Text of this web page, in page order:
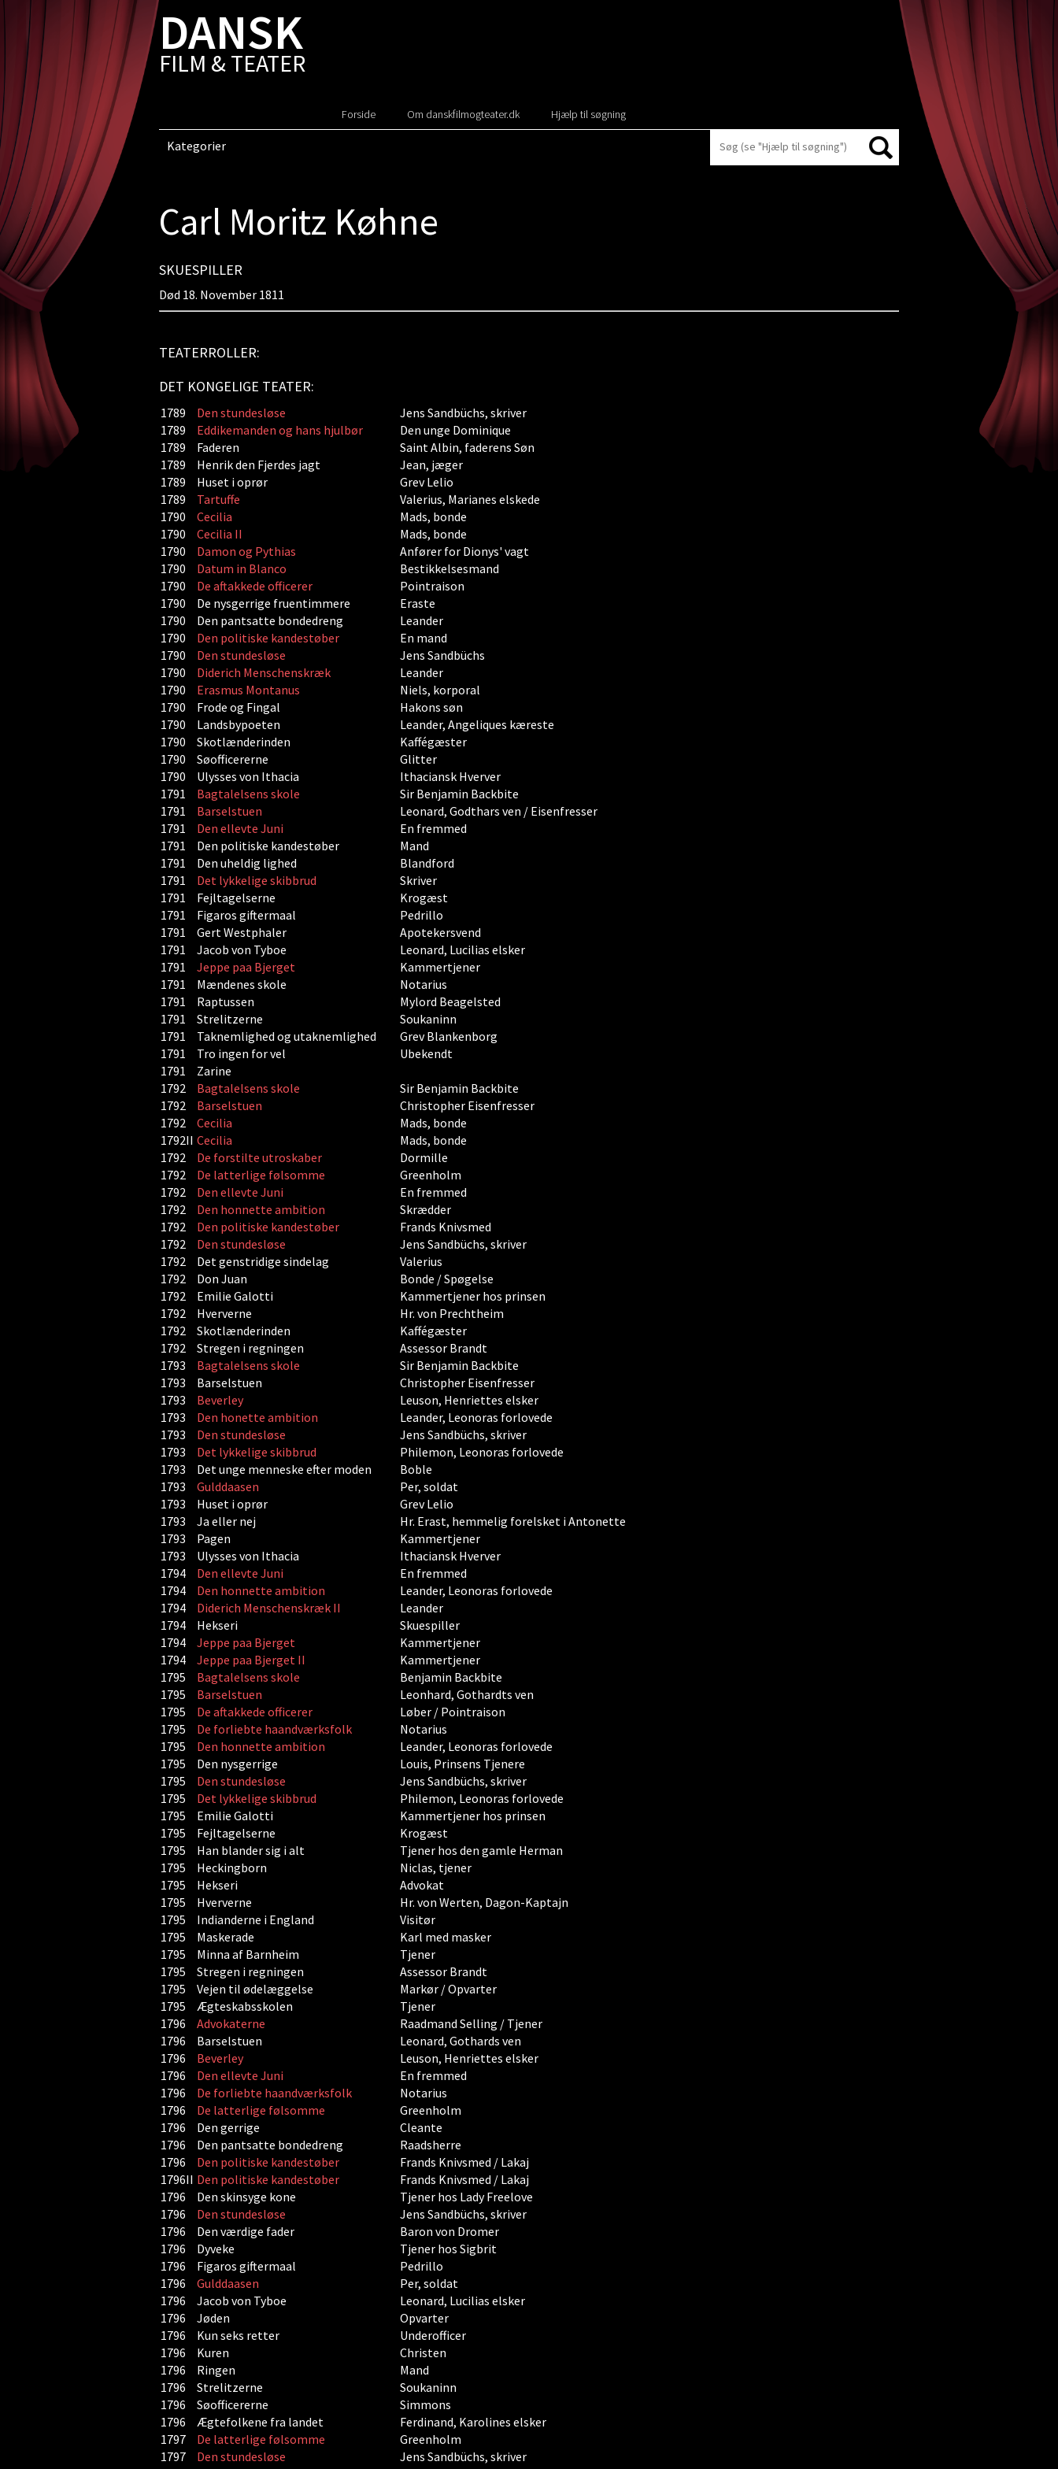
DANSK
FILM & TEATER
Forside Om danskfilmogteater.dk Hjælp til søgning
Kategorier
Carl Moritz Køhne
SKUESPILLER
Død 18. November 1811
TEATERROLLER:
DET KONGELIGE TEATER:
1789 Den stundesløse
Jens Sandbüchs, skriver
1789
Eddikemanden og hans hjulbør
Den unge Dominique
1789
Faderen
Saint Albin, faderens Søn
1789
Henrik den Fjerdes jagt
Jean, jæger
1789
Huset i oprør
Grev Lelio
1789
Tartuffe
Valerius, Marianes elskede
1790
Cecilia
Mads, bonde
1790
Cecilia II
Mads, bonde
1790
Damon og Pythias
Anfører for Dionys' vagt
1790
Datum in Blanco
Bestikkelsesmand
1790
De aftakkede officerer
Pointraison
1790
De nysgerrige fruentimmere
Eraste
1790
Den pantsatte bondedreng
Leander
1790
Den politiske kandestøber
En mand
1790
Den stundesløse
Jens Sandbüchs
1790
Diderich Menschenskræk
Leander
1790
Erasmus Montanus
Niels, korporal
1790
Frode og Fingal
Hakons søn
1790
Landsbypoeten
Leander, Angeliques kæreste
1790
Skotlænderinden
Kaffégæster
1790
Søofficererne
Glitter
1790
Ulysses von Ithacia
Ithaciansk Hverver
1791
Bagtalelsens skole
Sir Benjamin Backbite
1791
Barselstuen
Leonard, Godthars ven / Eisenfresser
1791
Den ellevte Juni
En fremmed
1791
Den politiske kandestøber
Mand
1791
Den uheldig lighed
Blandford
1791
Det lykkelige skibbrud
Skriver
1791
Fejltagelserne
Krogæst
1791
Figaros giftermaal
Pedrillo
1791
Gert Westphaler
Apotekersvend
1791
Jacob von Tyboe
Leonard, Lucilias elsker
1791
Jeppe paa Bjerget
Kammertjener
1791
Mændenes skole
Notarius
1791
Raptussen
Mylord Beagelsted
1791
Strelitzerne
Soukaninn
1791
Taknemlighed og utaknemlighed
Grev Blankenborg
1791
Tro ingen for vel
Ubekendt
1791
Zarine
1792
Bagtalelsens skole
Sir Benjamin Backbite
1792
Barselstuen
Christopher Eisenfresser
1792
Cecilia
Mads, bonde
1792II Cecilia
Mads, bonde
1792
De forstilte utroskaber
Dormille
1792
De latterlige følsomme
Greenholm
1792
Den ellevte Juni
En fremmed
1792
Den honnette ambition
Skrædder
1792
Den politiske kandestøber
Frands Knivsmed
1792
Den stundesløse
Jens Sandbüchs, skriver
1792
Det genstridige sindelag
Valerius
1792
Don Juan
Bonde / Spøgelse
1792
Emilie Galotti
Kammertjener hos prinsen
1792
Hververne
Hr. von Prechtheim
1792
Skotlænderinden
Kaffégæster
1792
Stregen i regningen
Assessor Brandt
1793
Bagtalelsens skole
Sir Benjamin Backbite
1793
Barselstuen
Christopher Eisenfresser
1793
Beverley
Leuson, Henriettes elsker
1793
Den honette ambition
Leander, Leonoras forlovede
1793
Den stundesløse
Jens Sandbüchs, skriver
1793
Det lykkelige skibbrud
Philemon, Leonoras forlovede
1793
Det unge menneske efter moden
Boble
1793
Gulddaasen
Per, soldat
1793
Huset i oprør
Grev Lelio
1793
Ja eller nej
Hr. Erast, hemmelig forelsket i Antonette
1793
Pagen
Kammertjener
1793
Ulysses von Ithacia
Ithaciansk Hverver
1794
Den ellevte Juni
En fremmed
1794
Den honnette ambition
Leander, Leonoras forlovede
1794
Diderich Menschenskræk II
Leander
1794
Hekseri
Skuespiller
1794
Jeppe paa Bjerget
Kammertjener
1794
Jeppe paa Bjerget II
Kammertjener
1795
Bagtalelsens skole
Benjamin Backbite
1795
Barselstuen
Leonhard, Gothardts ven
1795
De aftakkede officerer
Løber / Pointraison
1795
De forliebte haandværksfolk
Notarius
1795
Den honnette ambition
Leander, Leonoras forlovede
1795
Den nysgerrige
Louis, Prinsens Tjenere
1795
Den stundesløse
Jens Sandbüchs, skriver
1795
Det lykkelige skibbrud
Philemon, Leonoras forlovede
1795
Emilie Galotti
Kammertjener hos prinsen
1795
Fejltagelserne
Krogæst
1795
Han blander sig i alt
Tjener hos den gamle Herman
1795
Heckingborn
Niclas, tjener
1795
Hekseri
Advokat
1795
Hververne
Hr. von Werten, Dagon-Kaptajn
1795
Indianderne i England
Visitør
1795
Maskerade
Karl med masker
1795
Minna af Barnheim
Tjener
1795
Stregen i regningen
Assessor Brandt
1795
Vejen til ødelæggelse
Markør / Opvarter
1795
Ægteskabsskolen
Tjener
1796
Advokaterne
Raadmand Selling / Tjener
1796
Barselstuen
Leonard, Gothards ven
1796
Beverley
Leuson, Henriettes elsker
1796
Den ellevte Juni
En fremmed
1796
De forliebte haandværksfolk
Notarius
1796
De latterlige følsomme
Greenholm
1796
Den gerrige
Cleante
1796
Den pantsatte bondedreng
Raadsherre
1796
Den politiske kandestøber
Frands Knivsmed / Lakaj
1796II Den politiske kandestøber
Frands Knivsmed / Lakaj
1796
Den skinsyge kone
Tjener hos Lady Freelove
1796
Den stundesløse
Jens Sandbüchs, skriver
1796
Den værdige fader
Baron von Dromer
1796
Dyveke
Tjener hos Sigbrit
1796
Figaros giftermaal
Pedrillo
1796
Gulddaasen
Per, soldat
1796
Jacob von Tyboe
Leonard, Lucilias elsker
1796
Jøden
Opvarter
1796
Kun seks retter
Underofficer
1796
Kuren
Christen
1796
Ringen
Mand
1796
Strelitzerne
Soukaninn
1796
Søofficererne
Simmons
1796
Ægtefolkene fra landet
Ferdinand, Karolines elsker
1797
De latterlige følsomme
Greenholm
1797
Den stundesløse
Jens Sandbüchs, skriver